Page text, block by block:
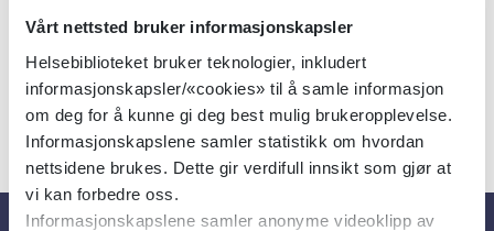
Vårt nettsted bruker informasjonskapsler
Helsebiblioteket bruker teknologier, inkludert
informasjonskapsler/«cookies» til å samle informasjon
om deg for å kunne gi deg best mulig brukeropplevelse.
Informasjonskapslene samler statistikk om hvordan
nettsidene brukes. Dette gir verdifull innsikt som gjør at
vi kan forbedre oss.
Informasjonskapslene samler anonyme videoklipp av
1 Treff Alfabetisk